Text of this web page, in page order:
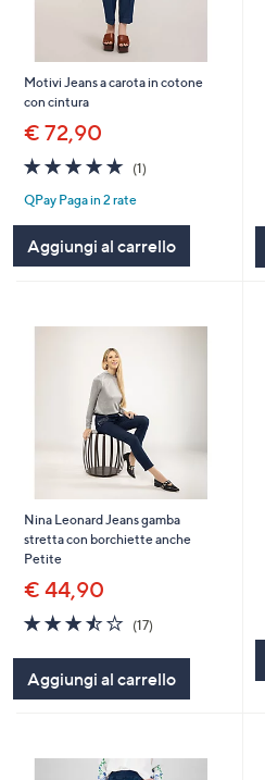
Motivi Jeans a carota in cotone
con cintura
€ 72,90
5.0
of
5
(1)1
QPay Paga in 2 rate
Aggiungi al carrello
Nina Leonard Jeans gamba
stretta con borchiette anche
Petite
€ 44,90
3.5
of
5
Stars
(17)17
Aggiungi al carrello